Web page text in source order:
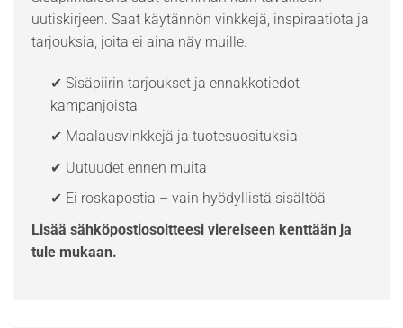
uutiskirjeen. Saat käytännön vinkkejä, inspiraatiota ja
tarjouksia, joita ei aina näy muille.
✔ Sisäpiirin tarjoukset ja ennakkotiedot
kampanjoista
✔ Maalausvinkkejä ja tuotesuosituksia
✔ Uutuudet ennen muita
✔ Ei roskapostia – vain hyödyllistä sisältöä
Lisää sähköpostiosoitteesi viereiseen kenttään ja
tule mukaan.